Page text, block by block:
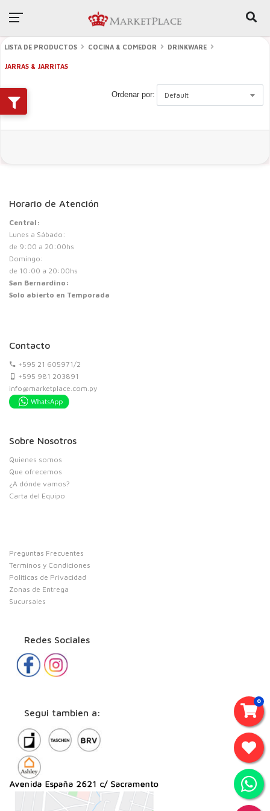
LISTA DE PRODUCTOS COCINA & COMEDOR DRINKWARE
JARRAS & JARRITAS
Ordenar por: Default
Horario de Atención
Central:
Lunes a Sábado:
de 9:00 a 20:00hs
Domingo:
de 10:00 a 20:00hs
San Bernardino:
Solo abierto en Temporada
Contacto
+595 21 605971/2
+595 981 203891
info@marketplace.com.py
Sobre Nosotros
Quienes somos
Que ofrecemos
¿A dónde vamos?
Carta del Equipo
Preguntas Frecuentes
Terminos y Condiciones
Politicas de Privacidad
Zonas de Entrega
Sucursales
Redes Sociales
Segui tambien a:
0